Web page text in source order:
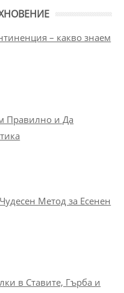
– какво знаем
Правилно и Да
Метод за Есенен
в Ставите, Гърба и